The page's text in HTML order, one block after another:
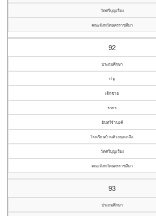
วัดศรีบุญเรือง
คณะจังหวัดนครราชสีมา
92
ประถมศึกษา
ป.๖
เด็กชาย
ธรธร
อินทร์จำนงค์
โรงเรียนบ้านห้วยหุงเกลือ
วัดศรีบุญเรือง
คณะจังหวัดนครราชสีมา
93
ประถมศึกษา